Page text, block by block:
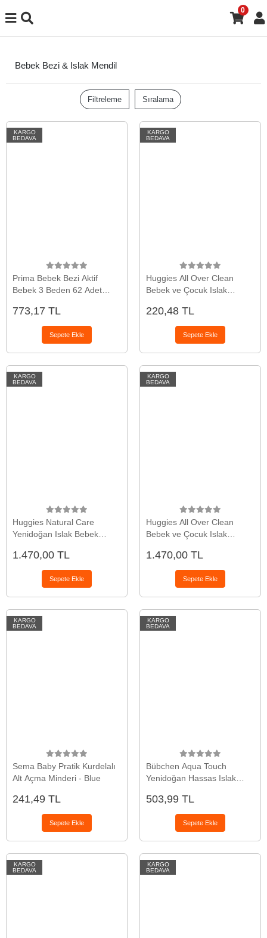
0
Bebek Bezi & Islak Mendil
Filtreleme Sıralama
KARGO
BEDAVA
Prima Bebek Bezi Aktif
Bebek 3 Beden 62 Adet
773,17 TL
Sepete Ekle
KARGO
BEDAVA
Huggies All Over Clean
Bebek ve Çocuk Islak
220,48 TL
Sepete Ekle
KARGO
BEDAVA
Huggies Natural Care
Yenidoğan Islak Bebek
1.470,00 TL
Sepete Ekle
KARGO
BEDAVA
Huggies All Over Clean
Bebek ve Çocuk Islak
1.470,00 TL
Sepete Ekle
KARGO
BEDAVA
Sema Baby Pratik Kurdelalı
Alt Açma Minderi - Blue
241,49 TL
Sepete Ekle
KARGO
BEDAVA
Bübchen Aqua Touch
Yenidoğan Hassas Islak
Yaprak )
503,99 TL
Sepete Ekle
KARGO
BEDAVA
KARGO
BEDAVA